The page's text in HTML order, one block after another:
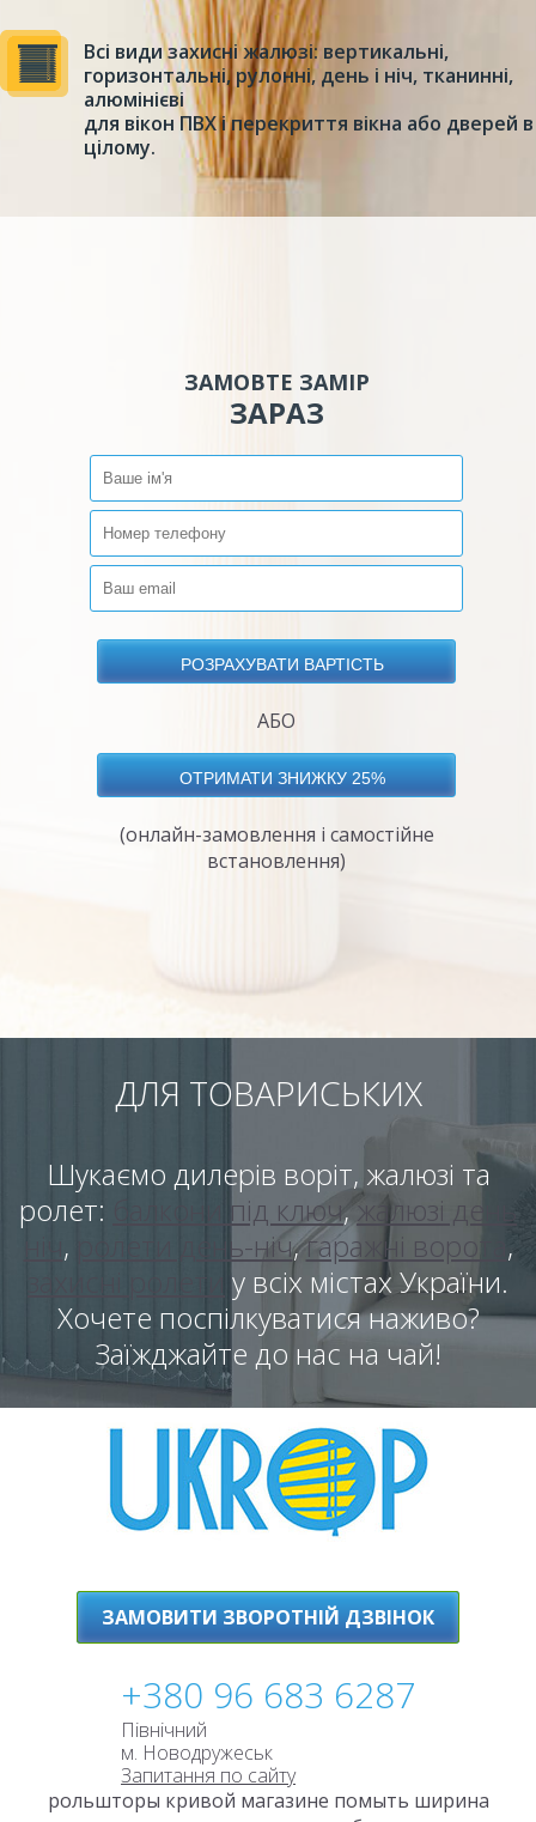
Всі види захисні жалюзі: вертикальні,
горизонтальні, рулонні, день і ніч, тканинні,
алюмінієві
для вікон ПВХ і перекриття вікна або дверей в
цілому.
ЗАМОВТЕ ЗАМІР
ЗАРАЗ
АБО
(онлайн-замовлення і самостійне
встановлення)
ДЛЯ ТОВАРИСЬКИХ
Шукаємо дилерів воріт, жалюзі та
ролет:
балкони під ключ,жалюзі день
, ролети день-ніч,гаражні ворота ,
у всіх містах України.
Хочете поспілкуватися наживо?
Заїжджайте до нас на чай!
ЗАМОВИТИ ЗВОРОТНІЙ ДЗВІНОК
+380 96 683 6287
Північний
м. Новодружеськ
Запитання по сайту
рольшторы кривой магазине помыть ширина